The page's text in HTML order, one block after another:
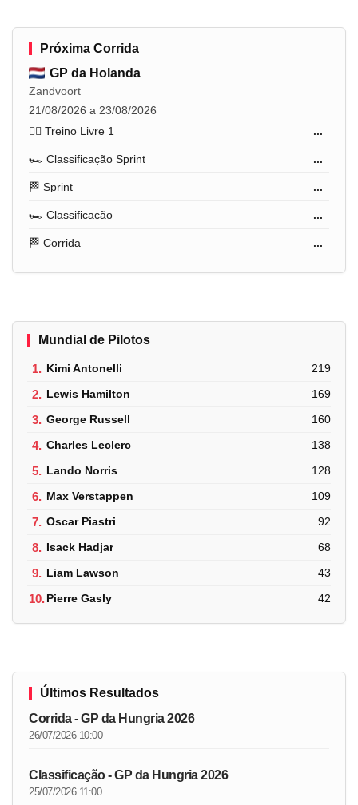
Próxima Corrida
GP da Holanda
Zandvoort
21/08/2026 a 23/08/2026
🏋️‍♂️ Treino Livre 1
...
🏎️ Classificação Sprint ...
🏁 Sprint ...
🏎️ Classificação ...
🏁 Corrida ...
Mundial de Pilotos
1. Kimi Antonelli 219
2. Lewis Hamilton 169
3. George Russell 160
4. Charles Leclerc 138
5. Lando Norris 128
6. Max Verstappen 109
7. Oscar Piastri 92
8. Isack Hadjar 68
9. Liam Lawson 43
10.Pierre Gasly 42
Últimos Resultados
Corrida - GP da Hungria 2026
26/07/2026 10:00
Classificação - GP da Hungria 2026
25/07/2026 11:00